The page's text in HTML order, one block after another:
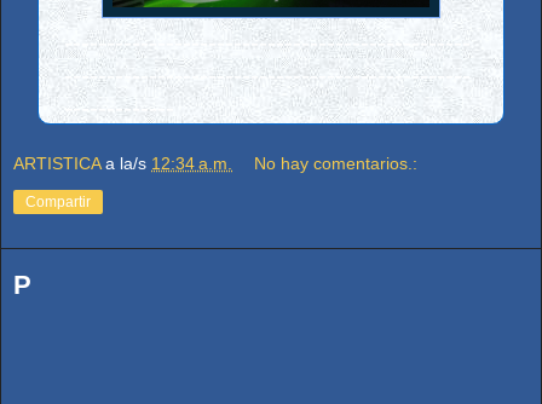
------------------------------------------------
------------------------------------------------
-------------
ARTISTICA a la/s 12:34 a.m. No hay comentarios.:
Compartir
P